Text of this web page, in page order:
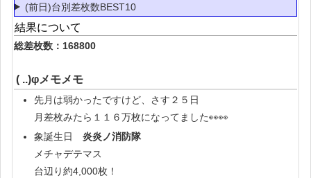
(前日)台別差枚数BEST10
結果について
総差枚数：168800
( ..)φメモメモ
先月は弱かったですけど、さす２５日
月差枚みたら１１６万枚になってました👀👀
象誕生日 炎炎ノ消防隊
メチャデテマス
台辺り約4,000枚！